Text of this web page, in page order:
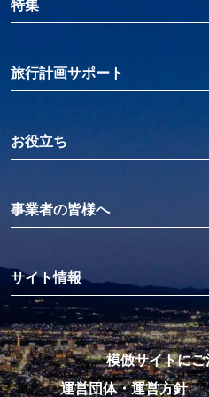
特集
旅行計画サポート
お役立ち
事業者の皆様へ
サイト情報
模倣サイトに
運営団体・運営方針